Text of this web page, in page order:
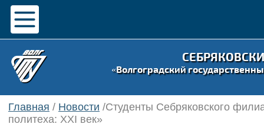
«Волгоградский
Главная / Новости /Студенты Себряковского
политеха: XXI век»